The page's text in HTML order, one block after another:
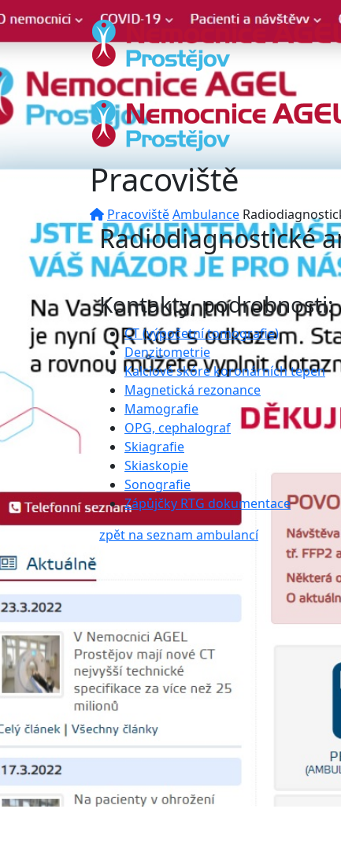
Pracoviště
PracovištěAmbulance
Radiodiagnostické
Kontakty, podrobnosti:
CT (výpočetní tomografie)
Denzitometrie
Kalciové skóre koronárních tepen
Magnetická rezonance
Mamografie
OPG, cephalograf
Skiagrafie
Skiaskopie
Sonografie
Zápůjčky RTG dokumentace
zpět na seznam ambulancí